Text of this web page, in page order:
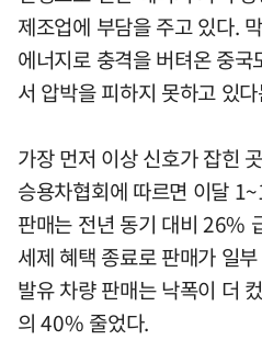
제조업에 부담을 주고 있다.
에너지로 충격을 버텨온 중
서 압박을 피하지 못하고 있
가장 먼저 이상 신호가 잡힌
승용차협회에 따르면 이달
판매는 전년 동기 대비 26%
세제 혜택 종료로 판매가 일
발유 차량 판매는 낙폭이 더
의 40% 줄었다.